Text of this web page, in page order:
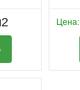
Цена: